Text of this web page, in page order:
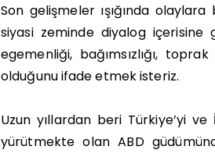
Son gelişmeler ışığında olaylara
siyasi zeminde diyalog
egemenliği, bağımsızlığı,
olduğunu ifade etmek isteriz.
Uzun yıllardan beri Türkiye’yi
yürütmekte olan ABD